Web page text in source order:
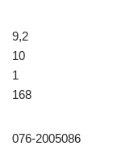
9,2
10
1
168
076-2005086